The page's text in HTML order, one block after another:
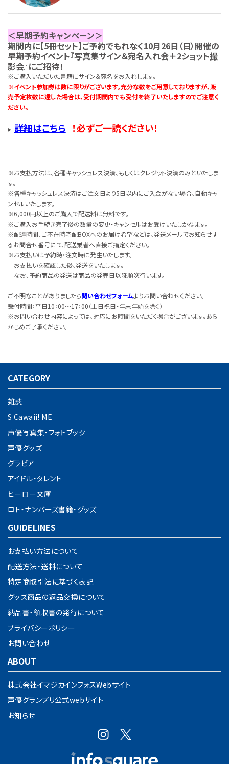
＜早期予約キャンペーン＞
期間内に【5冊セット】ご予約でもれなく10月26日（日）開催の
早期予約イベント『写真集サイン＆宛名入れ会＋2ショット撮
影会』にご招待！
※ご購入いただいた書籍にサイン＆宛名をお入れします。
※イベント参加券は数に限りがございます。充分な数をご用意しておりますが、販
売予定枚数に達した場合は、受付期間内でも受付を終了いたしますのでご注意く
ださい。
詳細はこちら ！必ずご一読ください！
※お支払方法は、各種キャッシュレス決済、もしくはクレジット決済のみといたしま
す。
※各種キャッシュレス決済はご注文日より5日以内にご入金がない場合、自動キャ
ンセルいたします。
※6,000円以上のご購入で配送料は無料です。
※ご購入お手続き完了後の数量の変更・キャンセルはお受けいたしかねます。
※配達時間、ご不在時宅配BOXへのお届け希望などは、発送メールでお知らせす
るお問合せ番号にて、配送業者へ直接ご指定ください。
※お支払いは予約時・注文時に発生いたします。
お支払いを確認した後、発送をいたします。
なお、予約商品の発送は商品の発売日以降順次行います。
ご不明なことがありましたら問い合わせフォームよりお問い合わせください。
受付時間：平日10：00～17：00（土日祝日・年末年始を除く）
※お問い合わせ内容によっては、対応にお時間をいただく場合がございます。あら
かじめご了承ください。
CATEGORY
雑誌
S Cawaii! ME
声優写真集・フォトブック
声優グッズ
グラビア
アイドル・タレント
ヒーロー文庫
ロト・ナンバーズ書籍・グッズ
GUIDELINES
お支払い方法について
配送方法・送料について
特定商取引法に基づく表記
グッズ商品の返品交換について
納品書・領収書の発行について
プライバシーポリシー
お問い合わせ
ABOUT
株式会社イマジカインフォスWebサイト
声優グランプリ公式webサイト
お知らせ